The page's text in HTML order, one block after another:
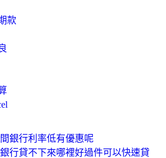
款
銀行利率低有優惠呢
行貸不下來哪裡好過件可以快速貸